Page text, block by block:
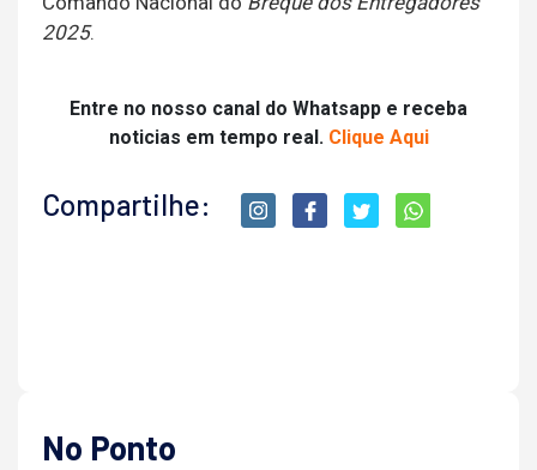
2025.
Entre no nosso canal do Whatsapp e receba
noticias em tempo real. Clique Aqui
Compartilhe:
No Ponto